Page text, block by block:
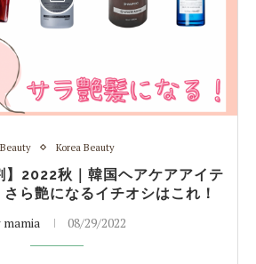
Beauty Korea Beauty
】2022秋｜韓国ヘアケアアイテ
ら艶になるイチオシはこれ！
mamia 08/29/2022